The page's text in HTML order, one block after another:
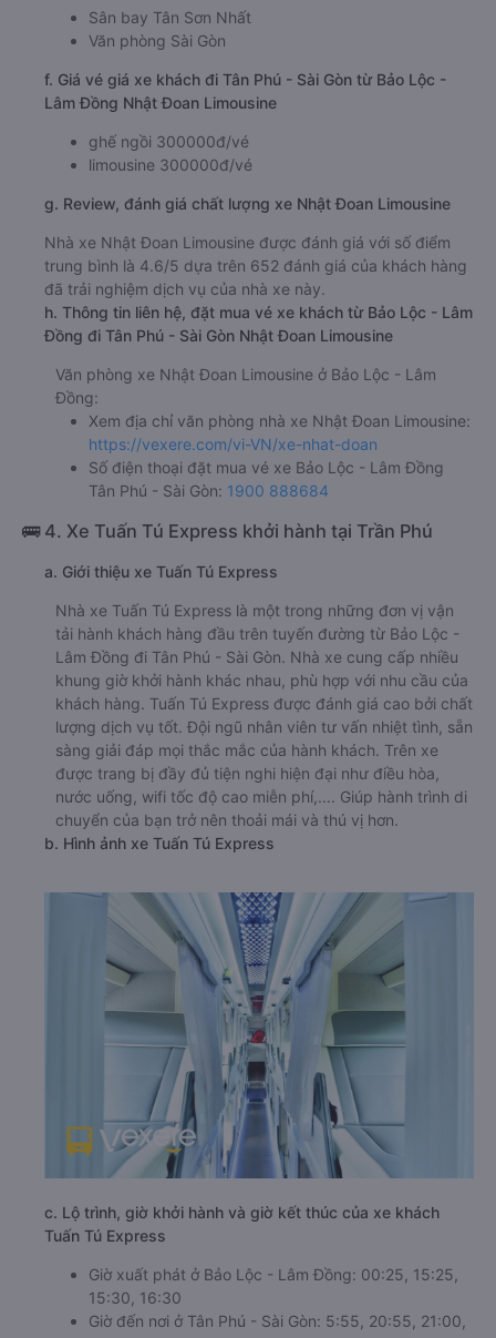
Sân bay Tân Sơn Nhất
Văn phòng Sài Gòn
f. Giá vé giá xe khách đi Tân Phú - Sài Gòn từ Bảo Lộc -
Lâm Đồng Nhật Đoan Limousine
ghế ngồi 300000đ/vé
limousine 300000đ/vé
g. Review, đánh giá chất lượng xe Nhật Đoan Limousine
Nhà xe Nhật Đoan Limousine được đánh giá với số điểm
trung bình là 4.6/5 dựa trên 652 đánh giá của khách hàng
đã trải nghiệm dịch vụ của nhà xe này.
h. Thông tin liên hệ, đặt mua vé xe khách từ Bảo Lộc - Lâm
Đồng đi Tân Phú - Sài Gòn Nhật Đoan Limousine
Văn phòng xe Nhật Đoan Limousine ở Bảo Lộc - Lâm
Đồng:
Xem địa chỉ văn phòng nhà xe Nhật Đoan Limousine:
https://vexere.com/vi-VN/xe-nhat-doan
Số điện thoại đặt mua vé xe Bảo Lộc - Lâm Đồng
Tân Phú - Sài Gòn: 1900 888684
🚌 4. Xe Tuấn Tú Express khởi hành tại Trần Phú
a. Giới thiệu xe Tuấn Tú Express
Nhà xe Tuấn Tú Express là một trong những đơn vị vận
tải hành khách hàng đầu trên tuyến đường từ Bảo Lộc -
Lâm Đồng đi Tân Phú - Sài Gòn. Nhà xe cung cấp nhiều
khung giờ khởi hành khác nhau, phù hợp với nhu cầu của
khách hàng. Tuấn Tú Express được đánh giá cao bởi chất
lượng dịch vụ tốt. Đội ngũ nhân viên tư vấn nhiệt tình, sẵn
sàng giải đáp mọi thắc mắc của hành khách. Trên xe
được trang bị đầy đủ tiện nghi hiện đại như điều hòa,
nước uống, wifi tốc độ cao miễn phí,.... Giúp hành trình di
chuyển của bạn trở nên thoải mái và thú vị hơn.
b. Hình ảnh xe Tuấn Tú Express
c. Lộ trình, giờ khởi hành và giờ kết thúc của xe khách
Tuấn Tú Express
Giờ xuất phát ở Bảo Lộc - Lâm Đồng: 00:25, 15:25,
15:30, 16:30
Giờ đến nơi ở Tân Phú - Sài Gòn: 5:55, 20:55, 21:00,